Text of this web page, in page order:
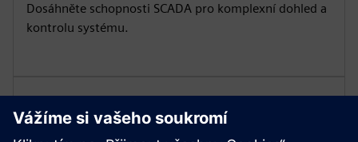
Dosáhněte schopnosti SCADA pro komplexní dohled a
kontrolu systému.
Efektivní využití energie